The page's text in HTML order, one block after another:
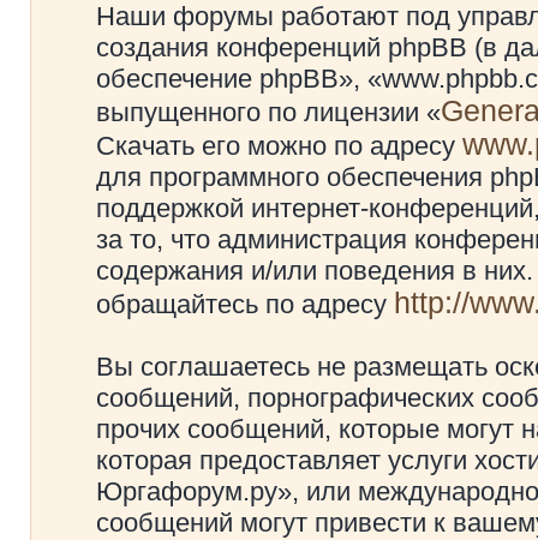
Наши форумы работают под
создания конференций phpBB (в
обеспечение phpBB»,
выпущенного по лицензии «
Скачать его можно по адресу
для программного обеспечения
поддержкой интернет-
за то, что администрация
содержания и/или поведения в
обращайтесь по адресу http://
Вы соглашаетесь не размещать
сообщений, порнографических
прочих сообщений, которые могут
которая предоставляет услуги
Юргафорум.ру», или
сообщений могут привести к